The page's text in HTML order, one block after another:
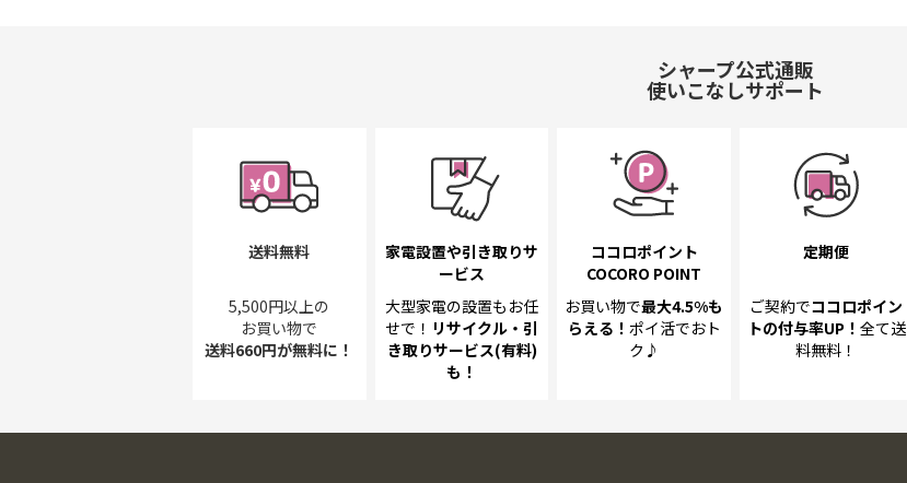
シャープ公式通販
使いこなしサポート
送料無料
5,500円以上の
お買い物で
送料660円が無料に！
家電設置や引き取りサ
ービス
大型家電の設置も お任
せで！ リサイクル・引
き取りサービス(有料)
も！
ココロポイント
COCORO POINT
お買い物で最大4.5%も
らえる！ ポイ活でおト
ク♪
定期便
ご契約でココロポイン
トの付与率UP！ 全て送
料無料！